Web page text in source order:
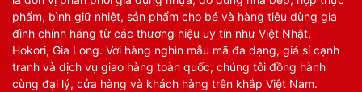
phẩm, bình giữ nhiệt, sản phẩm cho bé và hàng tiêu dùng gia
đình chính hãng từ các thương hiệu uy tín như Việt Nhật,
Hokori, Gia Long. Với hàng nghìn mẫu mã đa dạng, giá sỉ cạnh
tranh và dịch vụ giao hàng toàn quốc, chúng tôi đồng hành
cùng đại lý, cửa hàng và khách hàng trên khắp Việt Nam.